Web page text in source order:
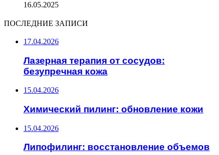
16.05.2025
ПОСЛЕДНИЕ ЗАПИСИ
17.04.2026
Лазерная терапия от сосудов:
безупречная кожа
15.04.2026
Химический пилинг: обновление кожи
15.04.2026
Липофилинг: восстановление объемов